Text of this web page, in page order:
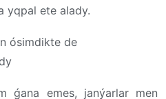
yqpal ete alady.
ósimdikte de
emes, janýarlar men